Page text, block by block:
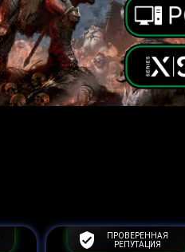
ПРОВЕРЕННАЯ
РЕПУТАЦИЯ